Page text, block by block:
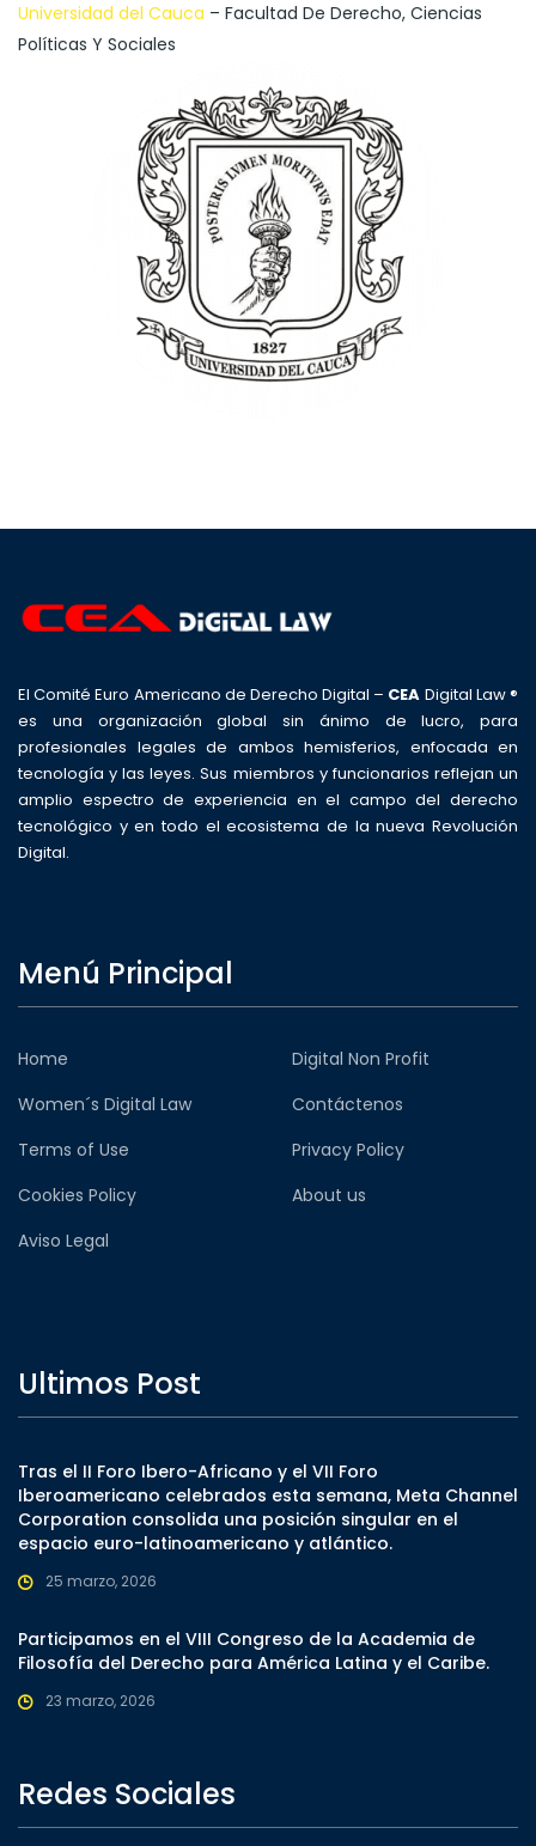
Universidad del Cauca – Facultad De Derecho, Ciencias
Políticas Y Sociales
El Comité Euro Americano de Derecho Digital – CEA Digital Law ®
es una organización global sin ánimo de lucro, para
profesionales legales de ambos hemisferios, enfocada en
tecnología y las leyes. Sus miembros y funcionarios reflejan un
amplio espectro de experiencia en el campo del derecho
tecnológico y en todo el ecosistema de la nueva Revolución
Digital.
Menú Principal
Home
Digital Non Profit
Women´s Digital Law
Contáctenos
Terms of Use
Privacy Policy
Cookies Policy
About us
Aviso Legal
Ultimos Post
Tras el II Foro Ibero-Africano y el VII Foro
Iberoamericano celebrados esta semana, Meta Channel
Corporation consolida una posición singular en el
espacio euro-latinoamericano y atlántico.
25 marzo, 2026
Participamos en el VIII Congreso de la Academia de
Filosofía del Derecho para América Latina y el Caribe.
23 marzo, 2026
Redes Sociales